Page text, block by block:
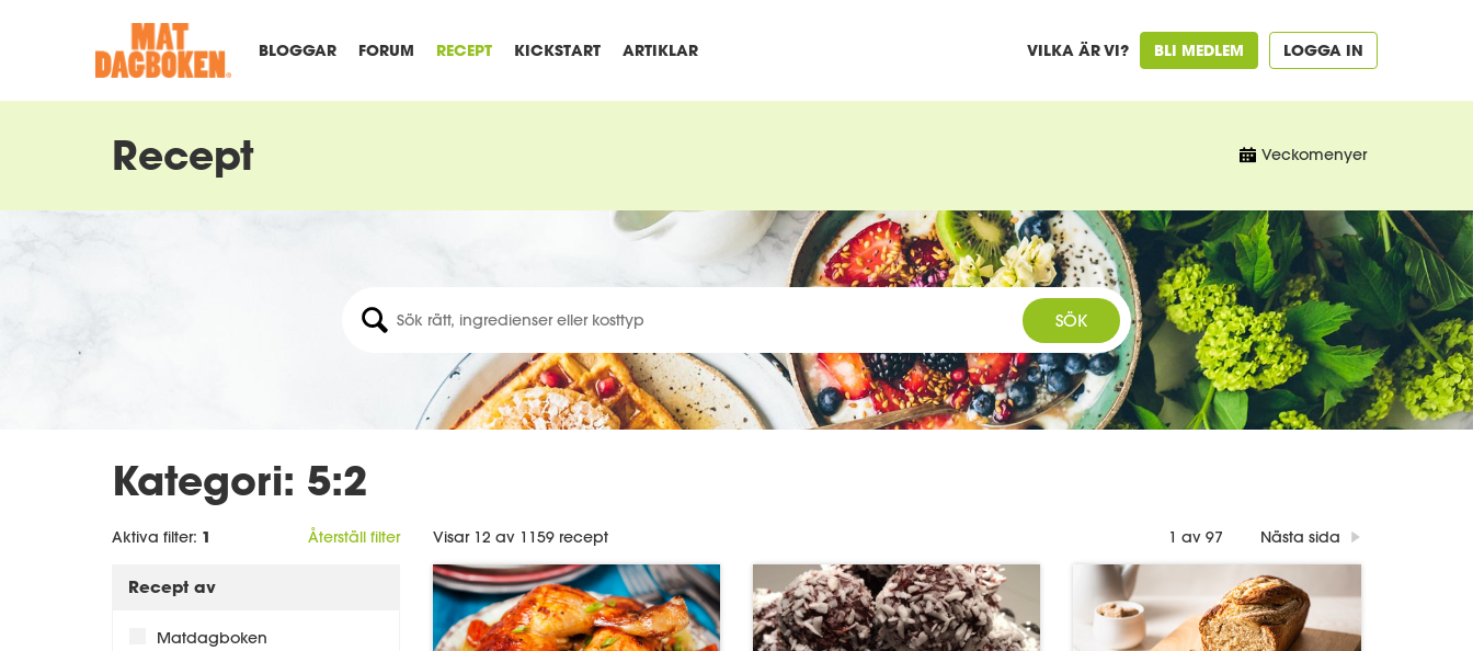
BLOGGAR FORUM RECEPT KICKSTART ARTIKLAR VILKA ÄR VI? BLI MEDLEM LOGGA IN
Recept Veckomenyer
SÖK
Kategori: 5:2
Aktiva filter: 1 Återställ filter
Recept av
Matdagboken
Visar 12 av 1159 recept 1 av 97 Nästa sida